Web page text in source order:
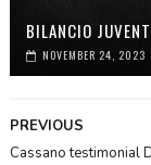
BILANCIO
NOVEMBER 24, 2023
PREVIOUS
Cassano testimonial